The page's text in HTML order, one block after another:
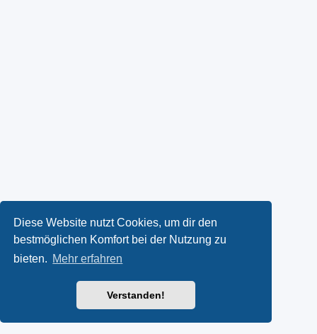
Diese Website nutzt Cookies, um dir den
bestmöglichen Komfort bei der Nutzung zu
bieten. Mehr erfahren
Verstanden!